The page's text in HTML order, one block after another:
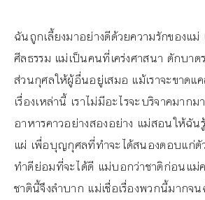
ฉันถูกเลี้ยงมาอย่างดีด้วยความรักของแ
ศีลธรรม แม่เป็นคนที่เคร่งศาสนา ตักบา
ส่วนกุศลให้ผู้อื่นอยู่เสมอ แม้เราจะขาดแ
เรื่องเหล่านี้ เราไม่มีอะไรจะบริจาคมาก
อาหารคาวอย่างสองอย่าง แม่สอนให้ฉัน
แผ่ เพื่อบุญกุศลที่ทำจะได้สนองตอบแก่ตัว
ทำดีย่อมที่จะได้ดี แม่บอกว่าชาติก่อนแม่
ชาตินี้จึงลำบาก แม่เชื่อเรื่องพวกนี้มากจน